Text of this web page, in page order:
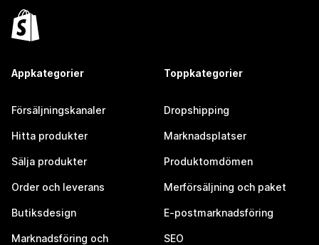
Appkategorier
Försäljningskanaler
Hitta produkter
Sälja produkter
Order och leverans
Butiksdesign
Marknadsföring och
Toppkategorier
Dropshipping
Marknadsplatser
Produktomdömen
Merförsäljning och paket
E-postmarknadsföring
SEO